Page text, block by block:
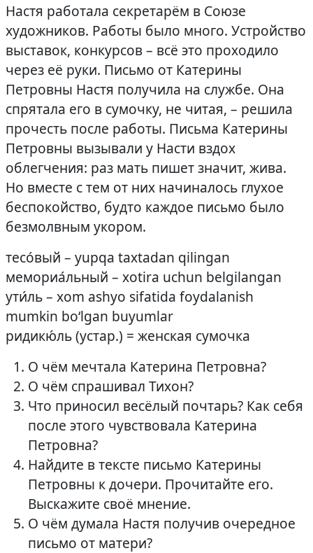
Настя работала секретарём в Союзе
художников. Работы было много. Устройство
выставок, конкурсов – всё это проходило
через её руки. Письмо от Катерины
Петровны Настя получила на службе. Она
спрятала его в сумочку, не читая, – решила
прочесть после работы. Письма Катерины
Петровны вызывали у Насти вздох
облегчения: раз мать пишет значит, жива.
Но вместе с тем от них начиналось глухое
беспокойство, будто каждое письмо было
безмолвным укором.
тесо́вый – yupqa taxtadan qilingan
мемориа́льный – xotira uchun belgilangan
ути́ль – xom ashyo sifatida foydalanish
mumkin bo‘lgan buyumlar
ридикю́ль (устар.) = женская сумочка
О чём мечтала Катерина Петровна?
О чём спрашивал Тихон?
Что приносил весёлый почтарь? Как себя
после этого чувствовала Катерина
Петровна?
Найдите в тексте письмо Катерины
Петровны к дочери. Прочитайте его.
Выскажите своё мнение.
О чём думала Настя получив очередное
письмо от матери?